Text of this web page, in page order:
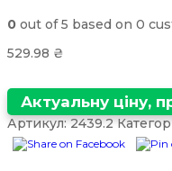
0 out of5 based on 0
529.98 ₴
Актуальну ціну,
Артикул:2439.2